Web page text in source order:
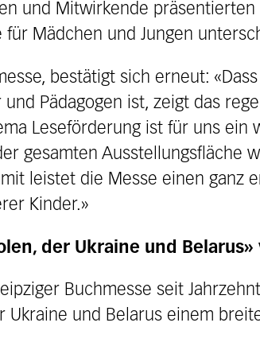
und Mitwirkende präsentierten
Mädchen und Jungen
bestätigt sich erneut:
Pädagogen ist, zeigt das
Leseförderung ist für uns ein
gesamten Ausstellungsfläche
leistet die Messe einen ganz
Kinder.»
der Ukraine und
Buchmesse seit
und Belarus einem